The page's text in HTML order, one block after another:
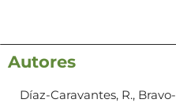
Autores
Díaz-Caravantes, R.,